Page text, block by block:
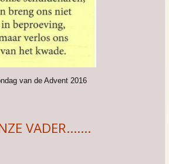
van de Advent 2016
VADER.......